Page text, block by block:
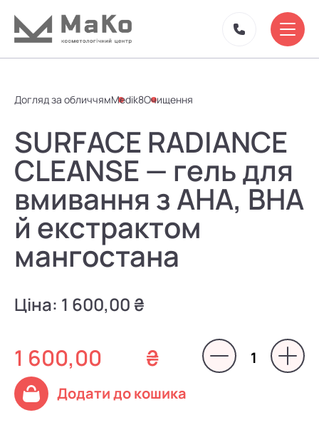
Догляд за обличчямMedik8Очищення
SURFACE RADIANCE
CLEANSE — гель для
вмивання з АНА, ВНА
й екстрактом
мангостана
Ціна: 1 600,00 ₴
1 600,00 ₴